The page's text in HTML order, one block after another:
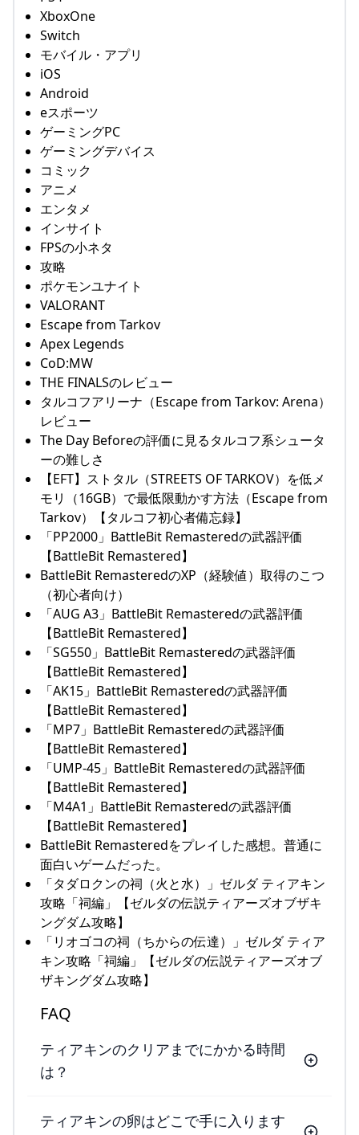
XboxOne
Switch
モバイル・アプリ
iOS
Android
eスポーツ
ゲーミングPC
ゲーミングデバイス
コミック
アニメ
エンタメ
インサイト
FPSの小ネタ
攻略
ポケモンユナイト
VALORANT
Escape from Tarkov
Apex Legends
CoD:MW
THE FINALSのレビュー
タルコフアリーナ（Escape from Tarkov: Arena）
レビュー
The Day Beforeの評価に見るタルコフ系シュータ
ーの難しさ
【EFT】ストタル（STREETS OF TARKOV）を低メ
モリ（16GB）で最低限動かす方法（Escape from
Tarkov）【タルコフ初心者備忘録】
「PP2000」BattleBit Remasteredの武器評価
【BattleBit Remastered】
BattleBit RemasteredのXP（経験値）取得のこつ
（初心者向け）
「AUG A3」BattleBit Remasteredの武器評価
【BattleBit Remastered】
「SG550」BattleBit Remasteredの武器評価
【BattleBit Remastered】
「AK15」BattleBit Remasteredの武器評価
【BattleBit Remastered】
「MP7」BattleBit Remasteredの武器評価
【BattleBit Remastered】
「UMP-45」BattleBit Remasteredの武器評価
【BattleBit Remastered】
「M4A1」BattleBit Remasteredの武器評価
【BattleBit Remastered】
BattleBit Remasteredをプレイした感想。普通に
面白いゲームだった。
「タダロクンの祠（火と水）」ゼルダ ティアキン
攻略「祠編」【ゼルダの伝説ティアーズオブザキ
ングダム攻略】
「リオゴコの祠（ちからの伝達）」ゼルダ ティア
キン攻略「祠編」【ゼルダの伝説ティアーズオブ
ザキングダム攻略】
FAQ
ティアキンのクリアまでにかかる時間
は？
ティアキンの卵はどこで手に入ります